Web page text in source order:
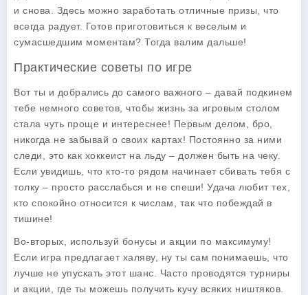
и снова. Здесь можно заработать отличные призы, что
всегда радует. Готов приготовиться к веселым и
сумасшедшим моментам? Тогда валим дальше!
Практические советы по игре
Вот ты и добрались до самого важного – давай подкинем
тебе немного советов , чтобы жизнь за игровым столом
стала чуть проще и интереснее! Первым делом, бро,
никогда не забывай о своих картах! Постоянно за ними
следи, это как хоккеист на льду – должен быть на чеку.
Если увидишь, что кто-то рядом начинает сбивать тебя с
толку – просто расслабься и не спеши! Удача любит тех,
кто спокойно относится к числам, так что побеждай в
тишине!
Во-вторых, используй бонусы и акции по максимуму!
Если игра предлагает халяву, ну ты сам понимаешь, что
лучше не упускать этот шанс. Часто проводятся турниры
и акции, где ты можешь получить кучу всяких ништяков.